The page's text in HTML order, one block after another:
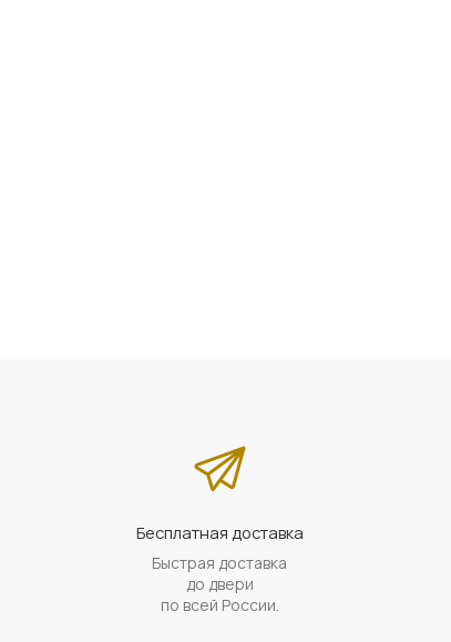
Бесплатная доставка
Быстрая доставка
до двери
по всей России.